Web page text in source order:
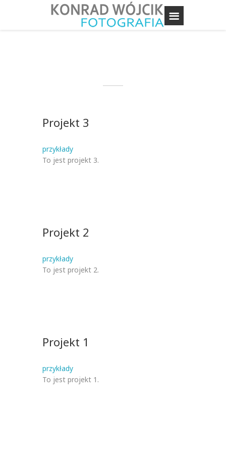
Projekt 3
przykłady
To jest projekt 3.
Projekt 2
przykłady
To jest projekt 2.
Projekt 1
przykłady
To jest projekt 1.